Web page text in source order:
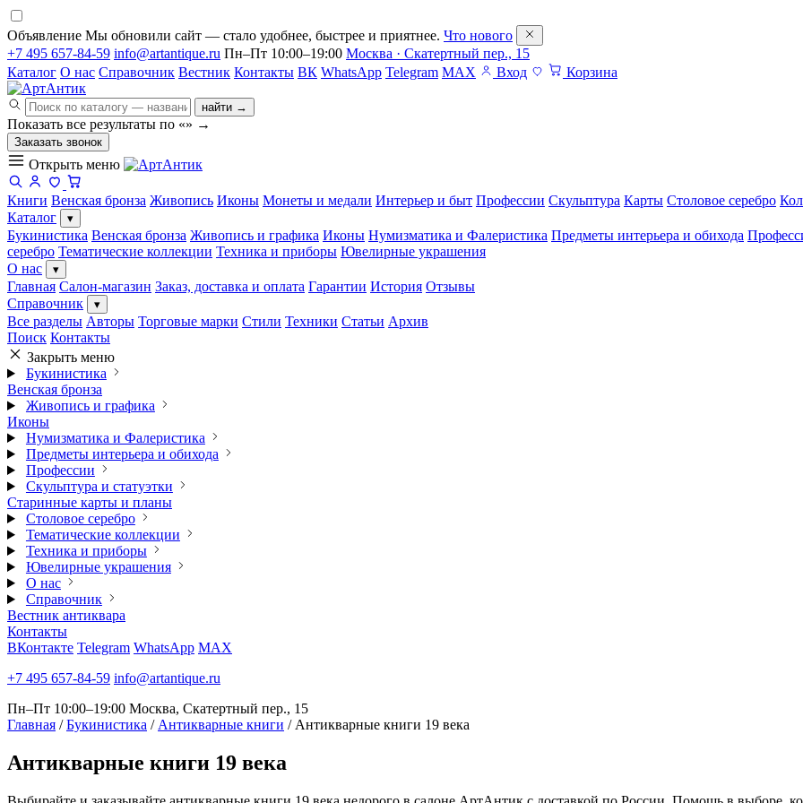
Объявление Мы обновили сайт — стало удобнее, быстрее и приятнее. Что нового
+7 495 657-84-59 info@artantique.ru Пн–Пт 10:00–19:00 Москва · Скатертный пер., 15
Каталог О нас Справочник Вестник Контакты ВК WhatsApp Telegram MAX Вход Корзина
найти →
Показать все результаты по «» →
Заказать звонок
Открыть меню
Книги Венская бронза Живопись Иконы Монеты и медали Интерьер и быт Профессии Скульптура Карты Столовое серебро
Каталог
▾
Букинистика Венская бронза Живопись и графика Иконы Нумизматика и Фалеристика Предметы интерьера и обихода
серебро Тематические коллекции Техника и приборы Ювелирные украшения
О нас
▾
Главная Салон-магазин Заказ, доставка и оплата Гарантии История Отзывы
Справочник
▾
Все разделы Авторы Торговые марки Стили Техники Статьи Архив
Поиск Контакты
Закрыть меню
Букинистика
Венская бронза
Живопись и графика
Иконы
Нумизматика и Фалеристика
Предметы интерьера и обихода
Профессии
Скульптура и статуэтки
Старинные карты и планы
Столовое серебро
Тематические коллекции
Техника и приборы
Ювелирные украшения
О нас
Справочник
Вестник антиквара
Контакты
ВКонтакте Telegram WhatsApp MAX
+7 495 657-84-59 info@artantique.ru
Пн–Пт 10:00–19:00 Москва, Скатертный пер., 15
Главная / Букинистика / Антикварные книги / Антикварные книги 19 века
Антикварные книги 19 века